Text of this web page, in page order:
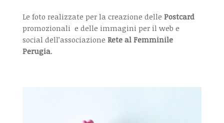
Le foto realizzate per la creazione delle Postcard
promozionali e delle immagini per il web e
social dell’associazione Rete al Femminile
Perugia.